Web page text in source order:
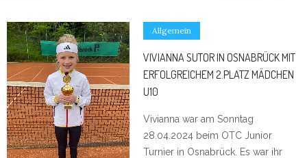
Allgemein
VIVIANNA SUTOR IN OSNABRÜCK MIT
ERFOLGREICHEM 2.PLATZ MÄDCHEN
U10
Vivianna war am Sonntag
28.04.2024 beim OTC Junior
Turnier in Osnabrück. Es war ihr